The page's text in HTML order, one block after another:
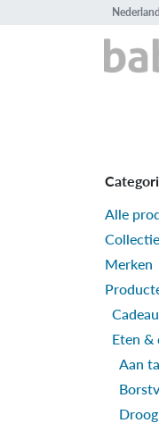
Overslaan naar inhoud
Alle
Merken
Eten &
Aan